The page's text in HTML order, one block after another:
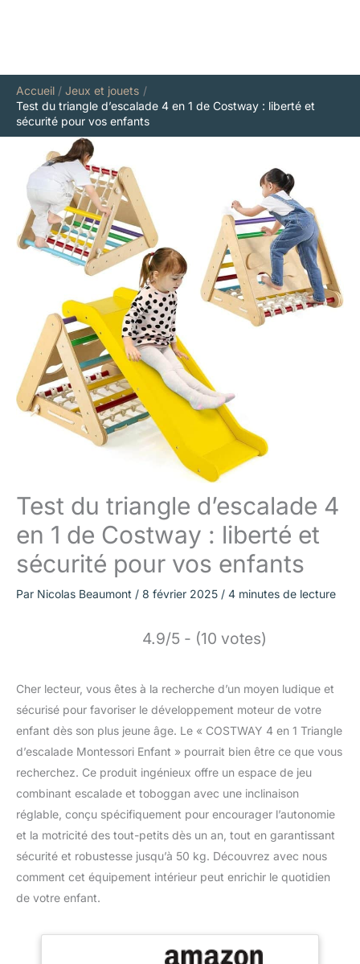
Accueil
Jeux et jouets
Test du triangle d’escalade 4 en 1 de Costway : liberté et
sécurité pour vos enfants
Test du triangle d’escalade 4
en 1 de Costway : liberté et
sécurité pour vos enfants
Par Nicolas Beaumont / 8 février 2025 / 4 minutes de lecture
4.9/5 - (10 votes)
Cher lecteur, vous êtes à la recherche d’un moyen ludique et
sécurisé pour favoriser le développement moteur de votre
enfant dès son plus jeune âge. Le « COSTWAY 4 en 1 Triangle
d’escalade Montessori Enfant » pourrait bien être ce que vous
recherchez. Ce produit ingénieux offre un espace de jeu
combinant escalade et toboggan avec une inclinaison
réglable, conçu spécifiquement pour encourager l’autonomie
et la motricité des tout-petits dès un an, tout en garantissant
sécurité et robustesse jusqu’à 50 kg. Découvrez avec nous
comment cet équipement intérieur peut enrichir le quotidien
de votre enfant.